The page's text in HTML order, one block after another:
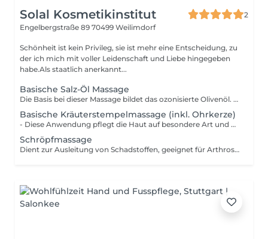
Solal Kosmetikinstitut
2
Engelbergstraße 89 70499 Weilimdorf
Schönheit ist kein Privileg, sie ist mehr eine Entscheidung, zu
der ich mich mit voller Leidenschaft und Liebe hingegeben
habe.Als staatlich anerkannt...
Basische Salz-Öl Massage
Die Basis bei dieser Massage bildet das ozonisierte Olivenöl. Dazu wird, individuell auf den Kunden ausgerichtet, eines der beiden folgenden Funktionsöle hinzugegeben: - Gewebeöl geeignet für Personen mit einer Bindegewebeschwäche, Cellulite, Narben und Hautalterung - Zirkulationsöl geeignet bei Durchblutungsstörungen, insbesondere auch zur Stärkung des Kreislaufsystems und zur Entschlackung der Körperzellen
Basische Kräuterstempelmassage (inkl. Ohrkerze)
- Diese Anwendung pflegt die Haut auf besondere Art und Weise. Durch eine hautstärkende und hautreinigende Rezeptur mit zwölf erlesenen Kräutern wird die Durchblutung angeregt bei einem gleichzeitigen entspannenden Wohlfühlerlebnis. - Vor der speziellen und warmen Kräuterstempelmassage wird eine leicht Salz-Öl- Massage durchgeführt, die einen angenehmen Peelingeffekt bewirkt. Dabei werden hochwertige hautpflegende Öle mit dem basisch-mineralischen Körperpflegesalz MeineBase verwendet. Die durchblutungsfördernde Peelingmassage mit dem Ingweröl in Kombination mit MeineBase bereitet die Haut optimal auf die nachfolgende Anwendung vor.
Schröpfmassage
Dient zur Ausleitung von Schadstoffen, geeignet für Arthrosebehandlungen, Verspannung, Schmerzen und andere körperliche Einschränkungen - Basische Stulpen - Basische Wickel - Basischer Einlauf